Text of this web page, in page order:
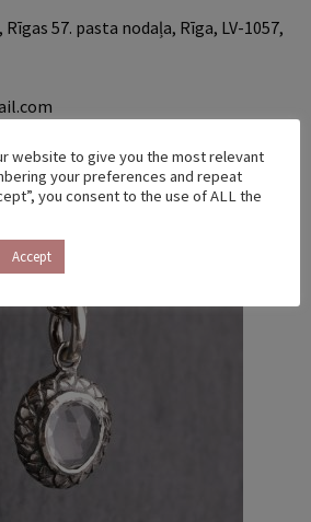
Rīgas 57. pasta nodaļa, Rīga, LV-1057,
website to give you the most relevant
your preferences and repeat
you consent to the use of ALL the
Accept